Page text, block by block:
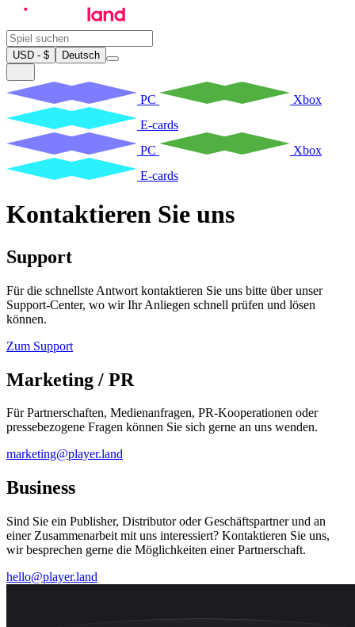
USD - $ Deutsch
PC
Xbox
E-cards
PC
Xbox
E-cards
Kontaktieren Sie uns
Support
Für die schnellste Antwort kontaktieren Sie uns bitte über unser
Support-Center, wo wir Ihr Anliegen schnell prüfen und lösen
können.
Zum Support
Marketing / PR
Für Partnerschaften, Medienanfragen, PR-Kooperationen oder
pressebezogene Fragen können Sie sich gerne an uns wenden.
marketing@player.land
Business
Sind Sie ein Publisher, Distributor oder Geschäftspartner und an
einer Zusammenarbeit mit uns interessiert? Kontaktieren Sie uns,
wir besprechen gerne die Möglichkeiten einer Partnerschaft.
hello@player.land